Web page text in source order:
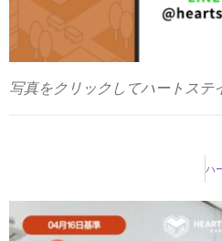
写真をクリックしてハートステ